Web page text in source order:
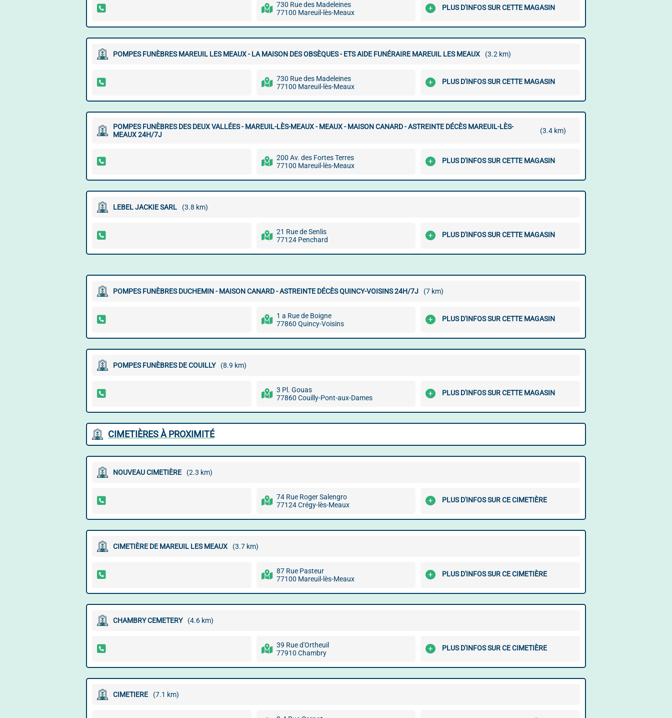
730 Rue des Madeleines
77100 Mareuil-lès-Meaux
PLUS D'INFOS SUR CETTE MAGASIN
POMPES FUNÈBRES MAREUIL LES MEAUX - LA MAISON DES OBSÈQUES - ETS AIDE FUNÉRAIRE MAREUIL LES MEAUX (3.2 km)
730 Rue des Madeleines
77100 Mareuil-lès-Meaux
PLUS D'INFOS SUR CETTE MAGASIN
POMPES FUNÈBRES DES DEUX VALLÉES - MAREUIL-LÈS-MEAUX - MEAUX - MAISON CANARD - ASTREINTE DÉCÈS MAREUIL-LÈS-
MEAUX 24H/7J
(3.4 km)
200 Av. des Fortes Terres
77100 Mareuil-lès-Meaux
PLUS D'INFOS SUR CETTE MAGASIN
LEBEL JACKIE SARL (3.8 km)
21 Rue de Senlis
77124 Penchard
PLUS D'INFOS SUR CETTE MAGASIN
POMPES FUNÈBRES DUCHEMIN - MAISON CANARD - ASTREINTE DÉCÈS QUINCY-VOISINS 24H/7J (7 km)
1 a Rue de Boigne
77860 Quincy-Voisins
PLUS D'INFOS SUR CETTE MAGASIN
POMPES FUNÈBRES DE COUILLY (8.9 km)
3 Pl. Gouas
77860 Couilly-Pont-aux-Dames
PLUS D'INFOS SUR CETTE MAGASIN
CIMETIÈRES À PROXIMITÉ
NOUVEAU CIMETIÈRE (2.3 km)
74 Rue Roger Salengro
77124 Crégy-lès-Meaux
PLUS D'INFOS SUR CE CIMETIÈRE
CIMETIÈRE DE MAREUIL LES MEAUX (3.7 km)
87 Rue Pasteur
77100 Mareuil-lès-Meaux
PLUS D'INFOS SUR CE CIMETIÈRE
CHAMBRY CEMETERY (4.6 km)
39 Rue d'Ortheuil
77910 Chambry
PLUS D'INFOS SUR CE CIMETIÈRE
CIMETIERE (7.1 km)